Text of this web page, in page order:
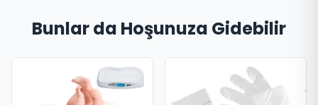
Bunlar da Hoşunuza Gidebilir